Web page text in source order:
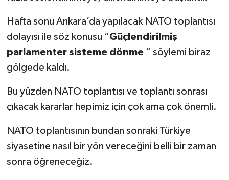
Hafta sonu Ankara’da yapılacak NATO toplantısı
dolayısı ile söz konusu “Güçlendirilmiş
parlamenter sisteme dönme“ söylemi biraz
gölgede kaldı.
Bu yüzden NATO toplantısı ve toplantı sonrası
çıkacak kararlar hepimiz için çok ama çok önemli.
NATO toplantısının bundan sonraki Türkiye
siyasetine nasıl bir yön vereceğini belli bir zaman
sonra öğreneceğiz.